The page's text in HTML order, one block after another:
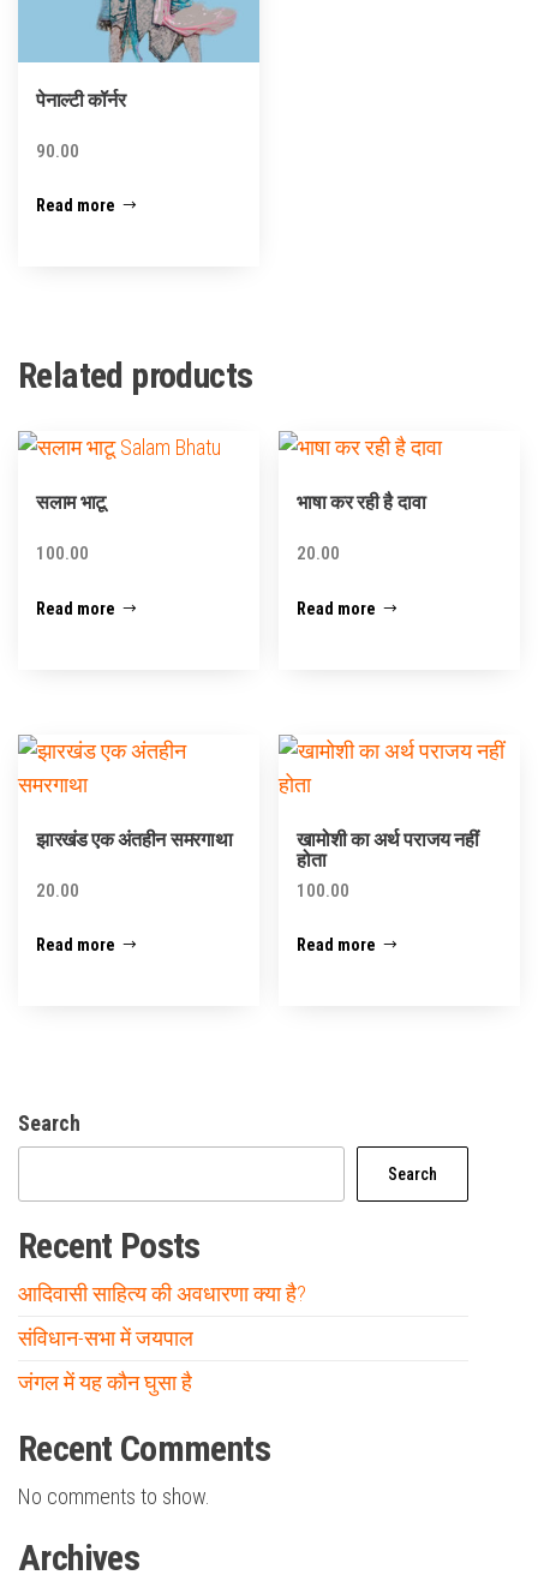
पेनाल्टी कॉर्नर
90.00
Read more
Related products
सलाम भाटू
100.00
Read more
भाषा कर रही है दावा
20.00
Read more
झारखंड एक अंतहीन समरगाथा
20.00
Read more
खामोशी का अर्थ पराजय नहीं
होता
100.00
Read more
Search
Search
Recent Posts
आदिवासी साहित्य की अवधारणा क्या है?
संविधान-सभा में जयपाल
जंगल में यह कौन घुसा है
Recent Comments
No comments to show.
Archives